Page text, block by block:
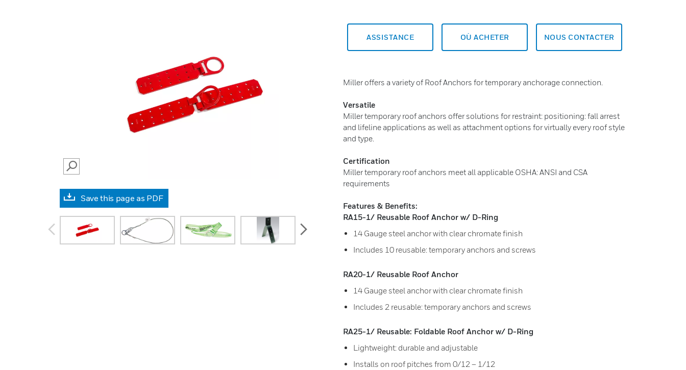
SEARCH
Save this page as PDF
ASSISTANCE OÙ ACHETER NOUS CONTACTER
Miller offers a variety of Roof Anchors for temporary anchorage connection.
Versatile
Miller temporary roof anchors offer solutions for restraint: positioning: fall arrest
and lifeline applications as well as attachment options for virtually every roof style
and type.
Certification
Miller temporary roof anchors meet all applicable OSHA: ANSI and CSA
requirements
Features & Benefits:
RA15-1/ Reusable Roof Anchor w/ D-Ring
14 Gauge steel anchor with clear chromate finish
Includes 10 reusable: temporary anchors and screws
RA20-1/ Reusable Roof Anchor
14 Gauge steel anchor with clear chromate finish
Includes 2 reusable: temporary anchors and screws
RA25-1/ Reusable: Foldable Roof Anchor w/ D-Ring
Lightweight: durable and adjustable
Installs on roof pitches from 0/12 – 1/12